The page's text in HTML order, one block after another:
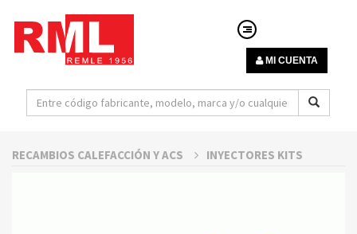
MI CUENTA
RECAMBIOS CALEFACCIÓN Y ACS INYECTORES KITS